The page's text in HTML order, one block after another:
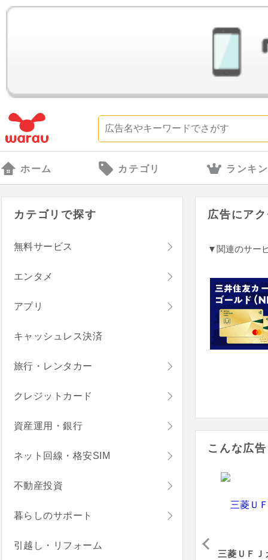
ホーム カテゴリ ランキ
広告にア
▼関連のサー
こんな広
カテゴリで探す
無料サービス
エンタメ
アプリ
キャッシュレス決済
旅行・レンタカー
クレジットカード
資産運用・銀行
ネット回線・格安SIM
不動産投資
暮らしのサポート
引越し・リフォーム